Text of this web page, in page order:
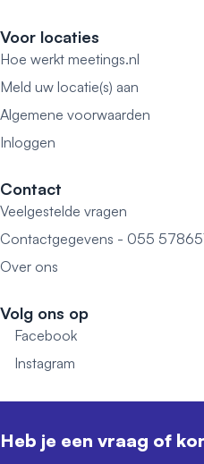
Voor locaties
Hoe werkt meetings.nl
Meld uw locatie(s) aan
Algemene voorwaarden
Inloggen
Contact
Veelgestelde vragen
Contactgegevens - 055
Over ons
Volg ons op
Facebook
Instagram
Heb je een vraag of